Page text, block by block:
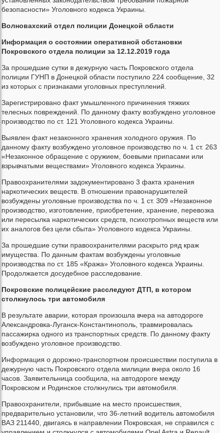
безопасности» Уголовного кодекса Украины.
Волновахский отдел полиции Донецкой области
Информация о состоянии оперативной обстановки
Покровского отдела полиции за 12.12.2019 года
За прошедшие сутки в дежурную часть Покровского отдела
полиции ГУНП в Донецкой области поступило 224 сообщение, 32
из которых с признаками уголовных преступлений.
Зарегистрировано факт умышленного причинения тяжких
телесных повреждений. По данному факту возбуждено уголовное
производство по ст. 121 Уголовного кодекса Украины.
Выявлен факт незаконного хранения холодного оружия. По
данному факту возбуждено уголовное производство по ч. 1 ст. 263
«Незаконное обращение с оружием, боевыми припасами или
взрывчатыми веществами» Уголовного кодекса Украины.
Правоохранителями задокументировано 3 факта хранения
наркотических веществ. В отношении правонарушителей
возбуждены уголовные производства по ч. 1 ст. 309 «Незаконное
производство, изготовление, приобретение, хранение, перевозка
или пересылка наркотических средств, психотропных веществ или
их аналогов без цели сбыта» Уголовного кодекса Украины.
За прошедшие сутки правоохранителями раскрыто ряд краж
имущества. По данным фактам возбуждены уголовные
производства по ст. 185 «Кража» Уголовного кодекса Украины.
Продолжается досудебное расследование.
Покровские полицейские расследуют ДТП, в котором
столкнулось три автомобиля
В результате аварии, которая произошла вчера на автодороге
Александровка-Луганск-Константинополь, травмировалась
пассажирка одного из транспортных средств. По данному факту
возбуждено уголовное производство.
Информация о дорожно-транспортном происшествии поступила в
дежурную часть Покровского отдела милиции вчера около 16
часов. Заявительница сообщила, на автодороге между
Покровском и Родинское столкнулись три автомобиля.
Правоохранители, прибывшие на место происшествия,
предварительно установили, что 36-летний водитель автомобиля
ВАЗ 211440, двигаясь в направлении Покровская, не справился с